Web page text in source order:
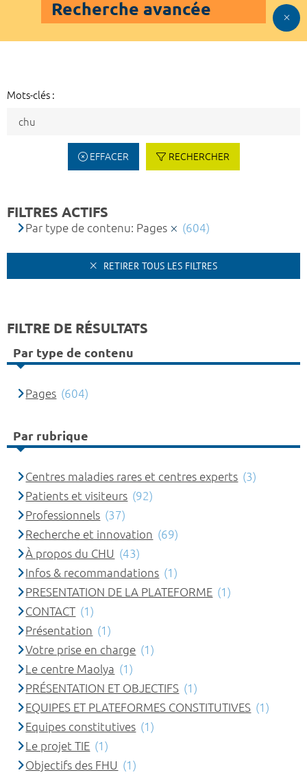
Recherche avancée
Mots-clés :
EFFACER RECHERCHER
FILTRES ACTIFS
Par type de contenu: Pages (604)
RETIRER TOUS LES FILTRES
FILTRE DE RÉSULTATS
Par type de contenu
Pages (604)
Par rubrique
Centres maladies rares et centres experts (3)
Patients et visiteurs (92)
Professionnels (37)
Recherche et innovation (69)
À propos du CHU (43)
Infos & recommandations (1)
PRESENTATION DE LA PLATEFORME (1)
CONTACT (1)
Présentation (1)
Votre prise en charge (1)
Le centre Maolya (1)
PRÉSENTATION ET OBJECTIFS (1)
EQUIPES ET PLATEFORMES CONSTITUTIVES (1)
Equipes constitutives (1)
Le projet TIE (1)
Objectifs des FHU (1)